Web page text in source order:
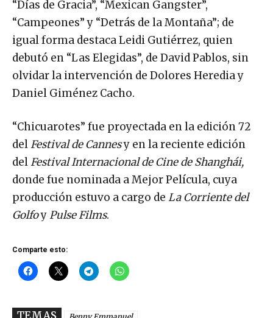
“Días de Gracia”, “Mexican Gangster”,
“Campeones” y “Detrás de la Montaña”; de
igual forma destaca Leidi Gutiérrez, quien
debutó en “Las Elegidas”, de David Pablos, sin
olvidar la intervención de Dolores Heredia y
Daniel Giménez Cacho.
“Chicuarotes” fue proyectada en la edición 72
delFestival de Cannesy en la reciente edición
delFestival Internacional de Cine de Shanghái,
donde fue nominada a Mejor Película, cuya
producción estuvo a cargo de La Corriente del
GolfoyPulse Films.
Comparte esto: